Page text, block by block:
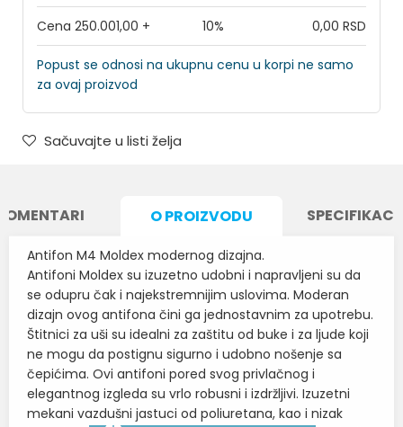
Cena 250.001,00 + 10% 0,00 RSD
Popust se odnosi na ukupnu cenu u korpi ne samo
za ovaj proizvod
Sačuvajte u listi želja
O PROIZVODU
Antifon M4 Moldex modernog dizajna.
Antifoni Moldex su izuzetno udobni i napravljeni su da
se odupru čak i najekstremnijim uslovima. Moderan
dizajn ovog antifona čini ga jednostavnim za upotrebu.
Štitnici za uši su idealni za zaštitu od buke i za ljude koji
ne mogu da postignu sigurno i udobno nošenje sa
čepićima. Ovi antifoni pored svog privlačnog i
elegantnog izgleda su vrlo robusni i izdržljivi. Izuzetni
mekani vazdušni jastuci od poliuretana, kao i nizak